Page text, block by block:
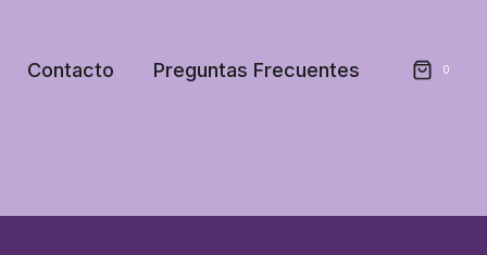
Contacto Preguntas Frecuentes 0